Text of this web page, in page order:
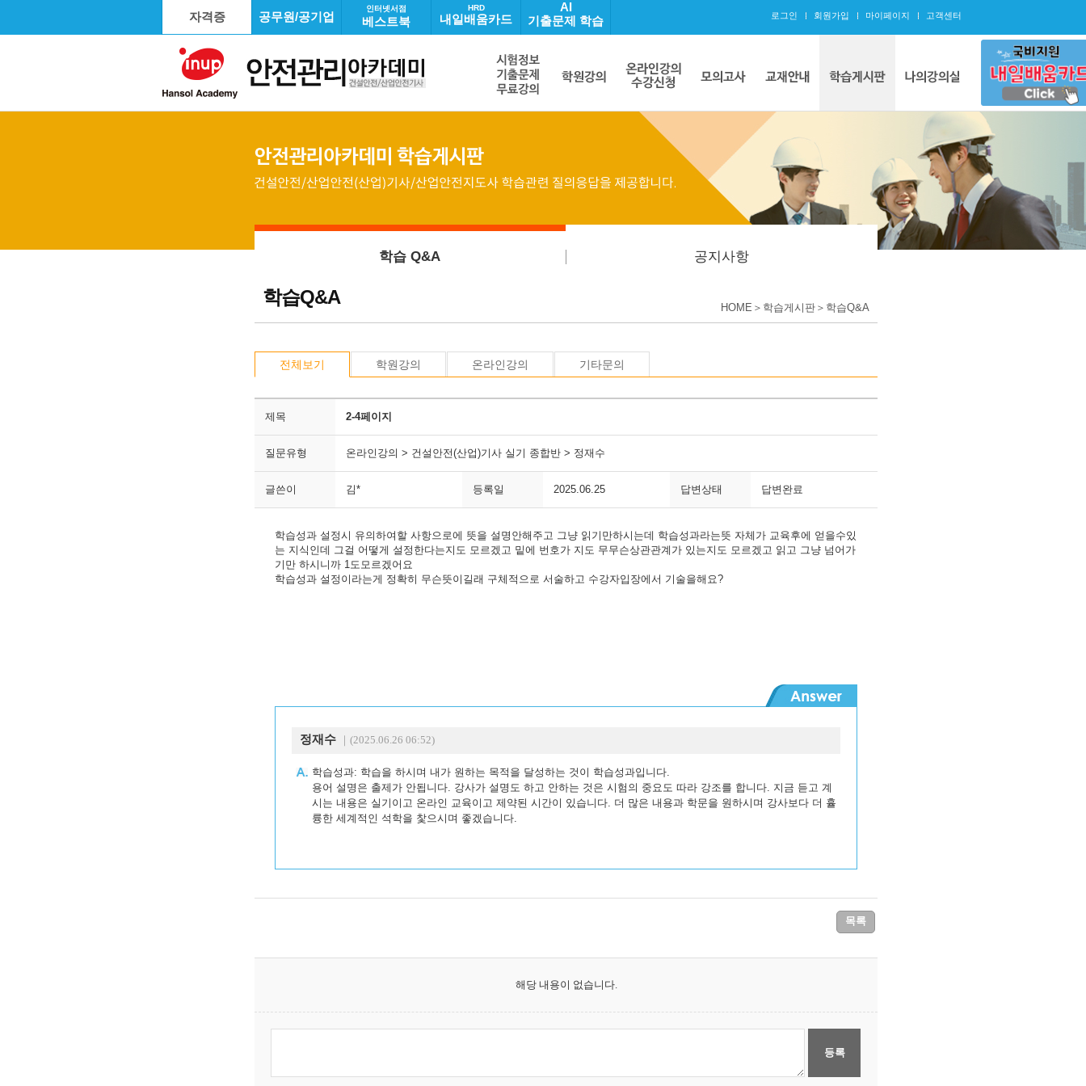
자격증 공무원/공기업
인터넷서점
베스트북
HRD
내일배움카드
AI
기출문제 학습
로그인 회원가입 마이페이지 고객센터
학습 Q&A 공지사항
학습Q&A HOME＞학습게시판＞학습Q&A
전체보기 학원강의 온라인강의 기타문의
제목 2-4페이지
질문유형 온라인강의 > 건설안전(산업)기사 실기 종합반 > 정재수
글쓴이 김* 등록일 2025.06.25 답변상태 답변완료
학습성과 설정시 유의하여할 사항으로에 뜻을 설명안해주고 그냥 읽기만하시는데 학습성과라는뜻 자체가 교육후에 얻을수있
는 지식인데 그걸 어떻게 설정한다는지도 모르겠고 밑에 번호가 지도 무무슨상관관계가 있는지도 모르겠고 읽고 그냥 넘어가
기만 하시니까 1도모르겠어요
학습성과 설정이라는게 정확히 무슨뜻이길래 구체적으로 서술하고 수강자입장에서 기술을해요?
정재수 ｜(2025.06.26 06:52)
학습성과: 학습을 하시며 내가 원하는 목적을 달성하는 것이 학습성과입니다.
용어 설명은 출제가 안됩니다. 강사가 설명도 하고 안하는 것은 시험의 중요도 따라 강조를 합니다. 지금 듣고 계
시는 내용은 실기이고 온라인 교육이고 제약된 시간이 있습니다. 더 많은 내용과 학문을 원하시며 강사보다 더 휼
륭한 세계적인 석학을 찿으시며 좋겠습니다.
목록